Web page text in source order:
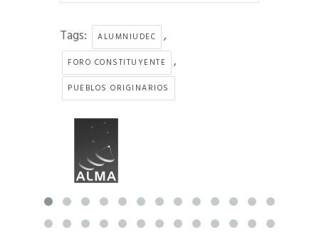
Tags: ALUMNIUDEC ,
FORO CONSTITUYENTE ,
PUEBLOS ORIGINARIOS